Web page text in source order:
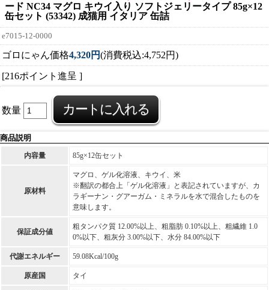
ード NC34 マグロ キウイ入り ソフトジェリータイプ 85g×12
缶セット (53342) 成猫用 イタリア 缶詰
e7015-12-0000
ゴロにゃん価格4,320円(消費税込:4,752円)
[216ポイント進呈 ]
数量
商品説明
内容量 85g×12缶セット
原材料
マグロ、ゲル化溶液、キウイ、米
※翻訳の都合上「ゲル化溶液」と表記されていますが、カ
ラギーナン・グアーガム・ミネラルを水で混合したものを
意味します。
保証成分値
粗タンパク質 12.00%以上、粗脂肪 0.10%以上、粗繊維 1.0
0%以下、粗灰分 3.00%以下、水分 84.00%以下
代謝エネルギー 59.08Kcal/100g
原産国 タイ